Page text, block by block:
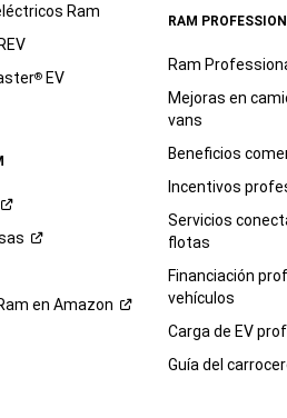
Ram
®EV
en Amazon
RAM
Ram
Mejoras en
vans
Beneficios
Incentivos
Servicios
flotas
Financiación
vehículos
Carga de EV
Guía del